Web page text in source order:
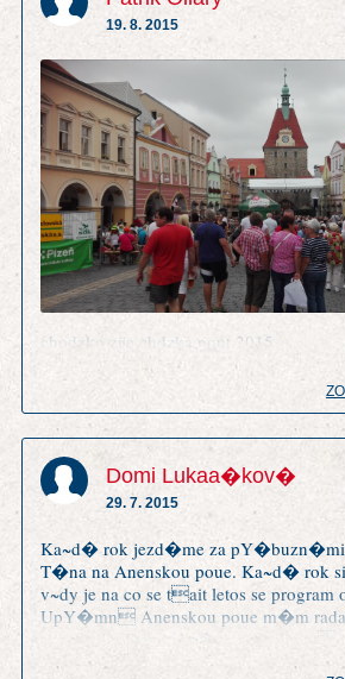
19. 8. 2015
chodzko zije chdzka pout 2015
Domi Lukaa�kov�
29. 7. 2015
Ka~d� rok jezd�me za
T�na na Anenskou poue. Ka~d� rok
v~dy je na co se tait letos se program
UpY�mn Anenskou poue m�m
slavnosti v Doma~lic�ch a trochu m
Anensk� pouti tu nen� ani zm�Hka.